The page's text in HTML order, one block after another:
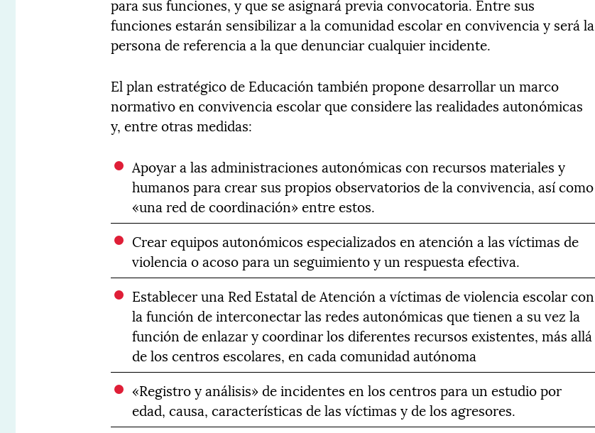
para sus funciones, y que se asignará previa convocatoria. Entre sus
funciones estarán sensibilizar a la comunidad escolar en convivencia y será la
persona de referencia a la que denunciar cualquier incidente.
El plan estratégico de Educación también propone desarrollar un marco
normativo en convivencia escolar que considere las realidades autonómicas
y, entre otras medidas:
Apoyar a las administraciones autonómicas con recursos materiales y
humanos para crear sus propios observatorios de la convivencia, así como
«una red de coordinación» entre estos.
Crear equipos autonómicos especializados en atención a las víctimas de
violencia o acoso para un seguimiento y un respuesta efectiva.
Establecer una Red Estatal de Atención a víctimas de violencia escolar con
la función de interconectar las redes autonómicas que tienen a su vez la
función de enlazar y coordinar los diferentes recursos existentes, más allá
de los centros escolares, en cada comunidad autónoma
«Registro y análisis» de incidentes en los centros para un estudio por
edad, causa, características de las víctimas y de los agresores.